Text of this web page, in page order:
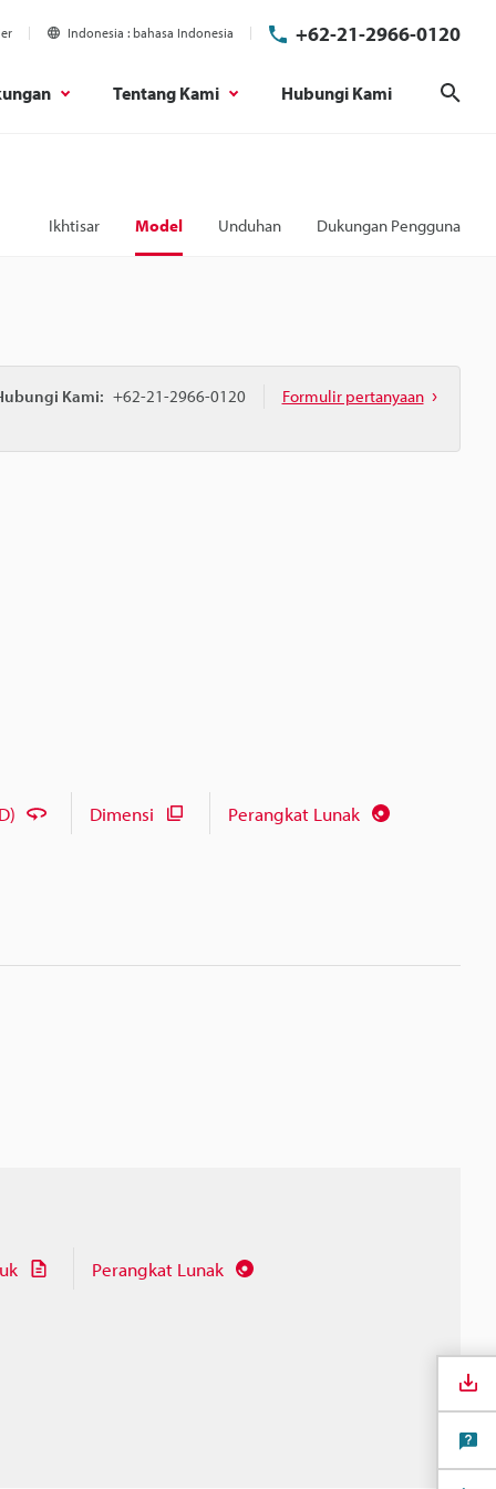
Indonesia bahasa Indonesia +62-21-2966-0120
Tentang Kami Hubungi Kami
Ikhtisar Model Unduhan Dukungan Pengguna
Kami: +62-21-2966-0120 Formulir pertanyaan
Dimensi Perangkat Lunak
Perangkat Lunak